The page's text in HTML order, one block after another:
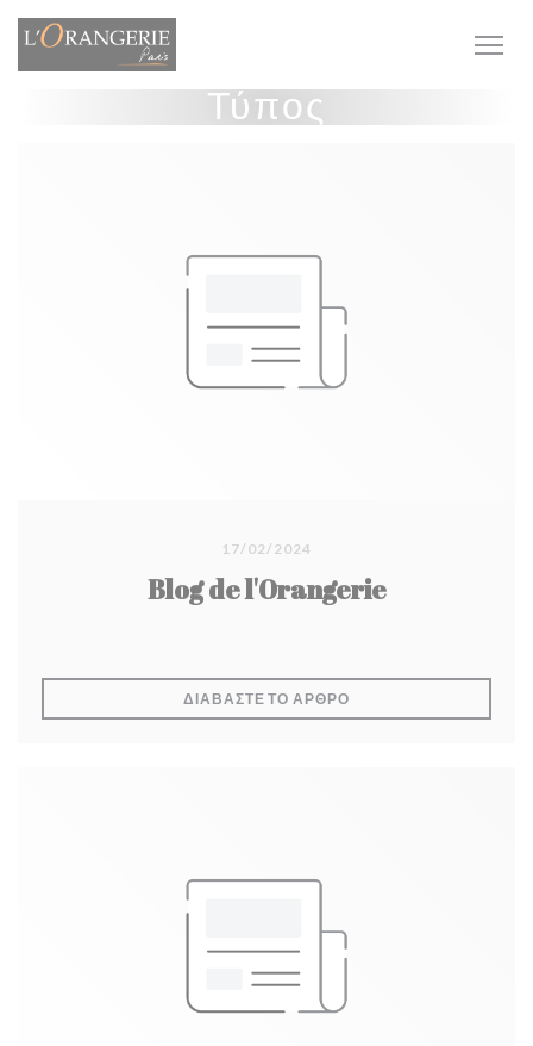
Πίνακας διαχείρισης "Μπισκότων" (Cookies)
Τύπος
17/02/2024
Blog de l'Orangerie
ΔΙΑΒΆΣΤΕ ΤΟ ΆΡΘΡΟ((ΑΝΟΊΓΕΙ ΣΕ ΝΈΟ